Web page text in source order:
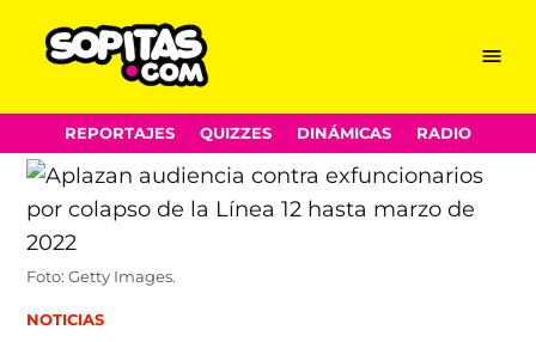
Skip
to
content
Menu
REPORTAJES QUIZZES DINÁMICAS RADIO
Foto: Getty Images.
POSTED
NOTICIAS